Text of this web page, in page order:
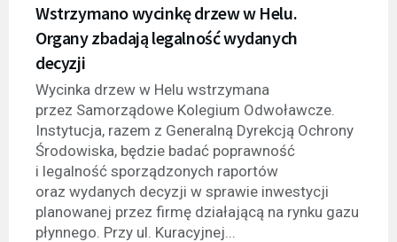
Wstrzymano wycinkę drzew w Helu.
Organy zbadają legalność wydanych
decyzji
Wycinka drzew w Helu wstrzymana
przez Samorządowe Kolegium Odwoławcze.
Instytucja, razem z Generalną Dyrekcją Ochrony
Środowiska, będzie badać poprawność
i legalność sporządzonych raportów
oraz wydanych decyzji w sprawie inwestycji
planowanej przez firmę działającą na rynku gazu
płynnego. Przy ul. Kuracyjnej...